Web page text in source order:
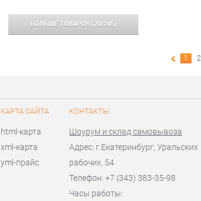
БОЛЬШЕ ТОВАРОВ(20/245)
1 2
КАРТА САЙТА
html-карта
xml-карта
yml-прайс
КОНТАКТЫ
Шоурум и склад самовывоза
Адрес: г.Екатеринбург, Уральских
рабочих, 54
Телефон: +7 (343) 383-35-98
Часы работы: